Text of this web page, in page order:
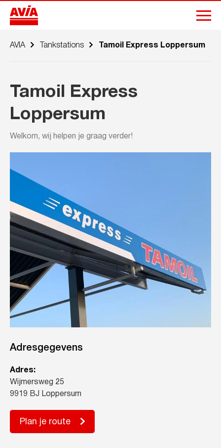
AVIA Tankstations Tamoil Express Loppersum
Tamoil Express
Loppersum
Welkom, wij helpen je graag verder!
Adresgegevens
Adres:
Wijmersweg 25
9919 BJ Loppersum
Plan je route